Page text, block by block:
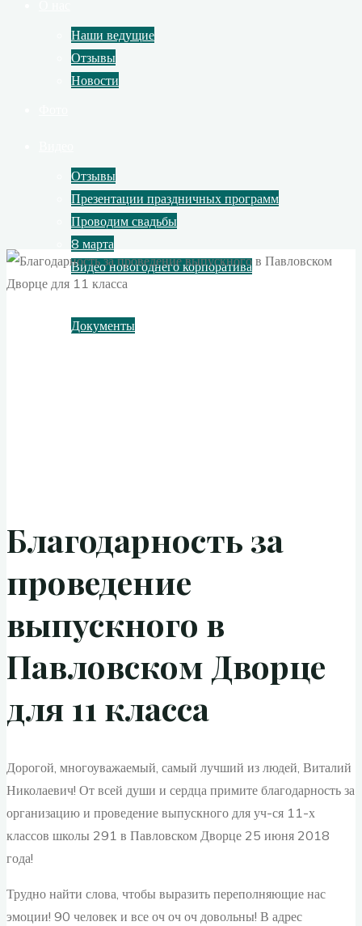
Наши ведущие
Отзывы
Новости
Отзывы
Презентации праздничных программ
Проводим свадьбы
8 марта
Видео новогоднего корпоратива
Контакты
Документы
Благодарность за
проведение
выпускного в
Павловском Дворце
для 11 класса
Дорогой, многоуважаемый, самый лучший из людей, Виталий
Николаевич! От всей души и сердца примите благодарность за
организацию и проведение выпускного для уч-ся 11-х
классов школы 291 в Павловском Дворце 25 июня 2018
года!
Трудно найти слова, чтобы выразить переполняющие нас
эмоции! 90 человек и все оч оч оч довольны! В адрес